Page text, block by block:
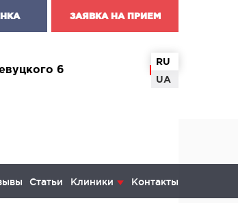
ЗАЯВКА НА ПРИЕМ
6
RU
UA
Статьи Клиники Контакты